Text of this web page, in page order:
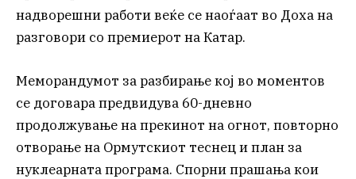
надворешни работи веќе се наоѓаат во Доха на
разговори со премиерот на Катар.
Меморандумот за разбирање кој во моментов
се договара предвидува 60-дневно
продолжување на прекинот на огнот, повторно
отворање на Ормутскиот теснец и план за
нуклеарната програма. Спорни прашања кои